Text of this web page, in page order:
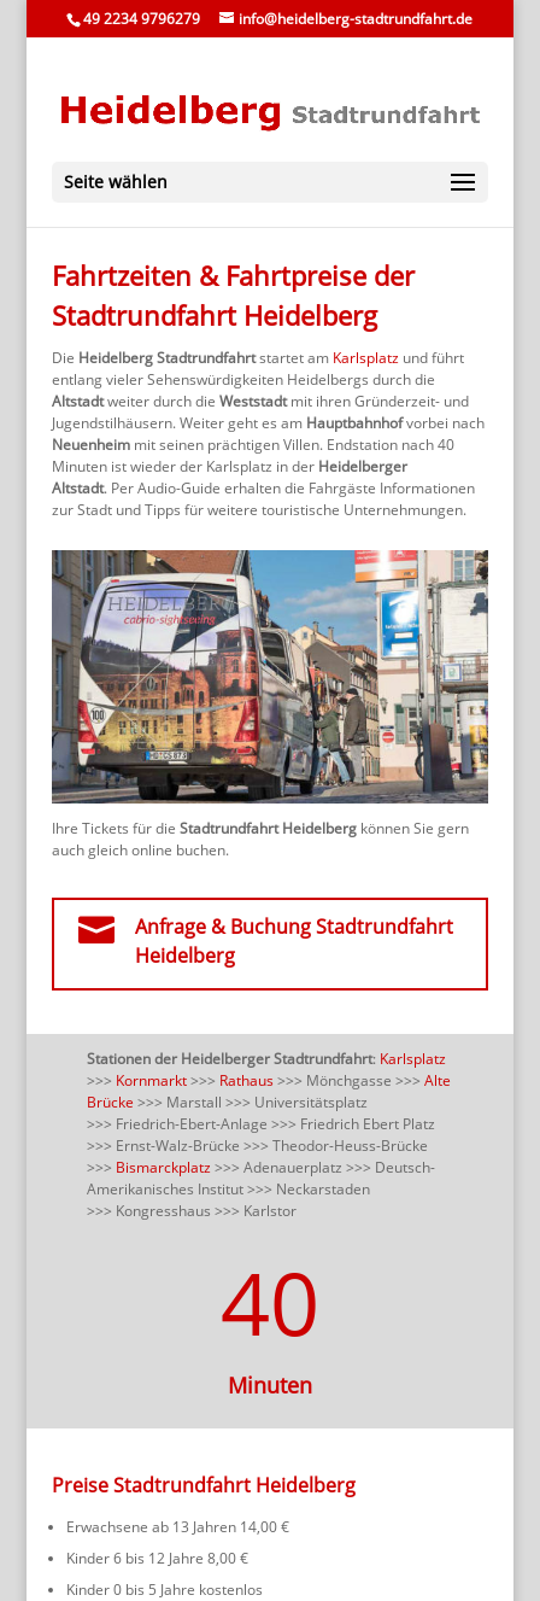
49 2234 9796279 info@heidelberg-stadtrundfahrt.de
Seite wählen
Fahrtzeiten & Fahrtpreise der
Stadtrundfahrt Heidelberg
Die Heidelberg Stadtrundfahrtstartet am Karlsplatzund führt
entlang vieler Sehenswürdigkeiten Heidelbergs durch die
Altstadtweiter durch die Weststadtmit ihren Gründerzeit- und
Jugendstilhäusern. Weiter geht es am Hauptbahnhofvorbei nach
Neuenheimmit seinen prächtigen Villen. Endstation nach 40
Minuten ist wieder der Karlsplatz in der Heidelberger
Altstadt. Per Audio-Guide erhalten die Fahrgäste Informationen
zur Stadt und Tipps für weitere touristische Unternehmungen.
Ihre Tickets für die Stadtrundfahrt Heidelbergkönnen Sie gern
auch gleich online buchen.

Anfrage & Buchung Stadtrundfahrt
Heidelberg
Stationen der Heidelberger Stadtrundfahrt: Karlsplatz
>>> Kornmarkt>>> Rathaus>>> Mönchgasse >>>Alte
Brücke >>> Marstall >>> Universitätsplatz
>>> Friedrich-Ebert-Anlage >>> Friedrich Ebert Platz
>>> Ernst-Walz-Brücke >>> Theodor-Heuss-Brücke
>>> Bismarckplatz>>> Adenauerplatz >>> Deutsch-
Amerikanisches Institut >>> Neckarstaden
>>> Kongresshaus >>> Karlstor
40
Minuten
Preise Stadtrundfahrt Heidelberg
Erwachsene ab 13 Jahren 14,00 €
Kinder 6 bis 12 Jahre 8,00 €
Kinder 0 bis 5 Jahre kostenlos